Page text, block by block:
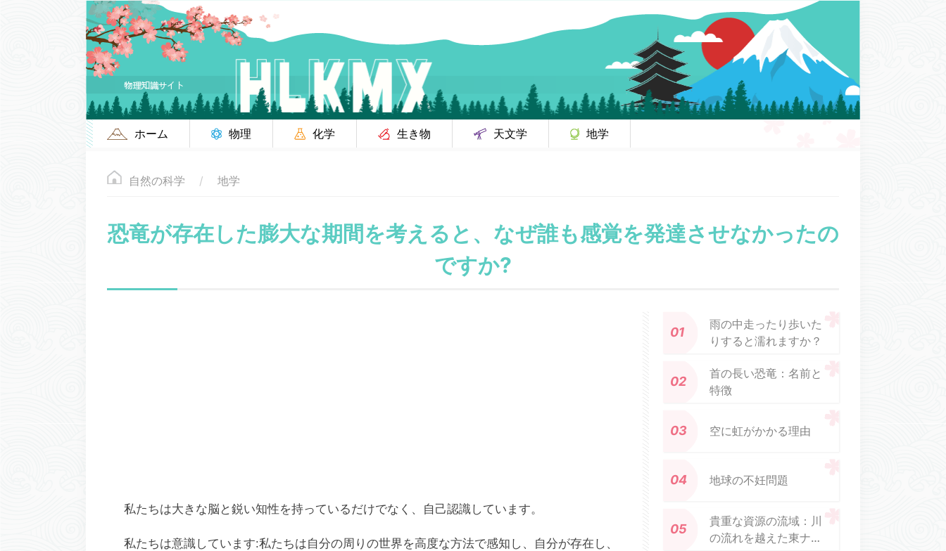
ホーム 物理 化学 生き物 天文学 地学
自然の科学 地学
恐竜が存在した膨大な期間を考えると、なぜ誰も感覚を発達させなかったの
ですか?
私たちは大きな脳と鋭い知性を持っているだけでなく、自己認識しています。
私たちは意識しています:私たちは自分の周りの世界を高度な方法で感知し、自分が存在し、
雨の中走ったり歩いた
りすると濡れますか？
首の長い恐竜：名前と
特徴
空に虹がかかる理由
地球の不妊問題
貴重な資源の流域：川
の流れを越えた東ナイ